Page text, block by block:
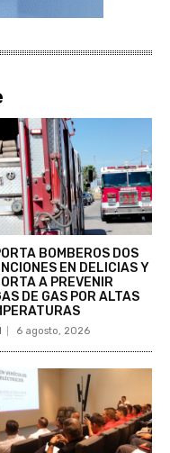
BOMBEROS DOS
EN DELICIAS Y
A PREVENIR
DE GAS POR ALTAS
6 agosto, 2026